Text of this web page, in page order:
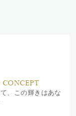
、この輝きはあな